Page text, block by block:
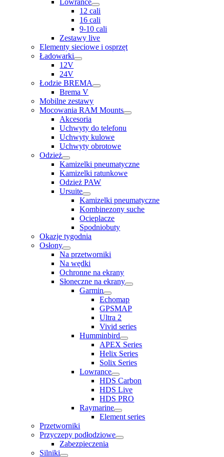
Lowrance
12 cali
16 cali
9-10 cali
Zestawy live
Elementy sieciowe i osprzęt
Ładowarki
12V
24V
Łodzie BREMA
Brema V
Mobilne zestawy
Mocowania RAM Mounts
Akcesoria
Uchwyty do telefonu
Uchwyty kulowe
Uchwyty obrotowe
Odzież
Kamizelki pneumatyczne
Kamizelki ratunkowe
Odzież PAW
Ursuite
Kamizelki pneumatyczne
Kombinezony suche
Ocieplacze
Spodniobuty
Okazje tygodnia
Osłony
Na przetworniki
Na wędki
Ochronne na ekrany
Słoneczne na ekrany
Garmin
Echomap
GPSMAP
Ultra 2
Vivid series
Humminbird
APEX Series
Helix Series
Solix Series
Lowrance
HDS Carbon
HDS Live
HDS PRO
Raymarine
Element series
Przetworniki
Przyczepy podłodziowe
Zabezpieczenia
Silniki